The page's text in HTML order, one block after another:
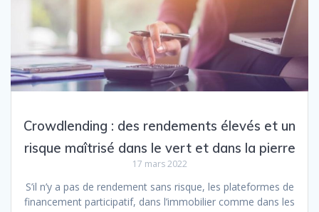
Crowdlending : des rendements élevés et un
risque maîtrisé dans le vert et dans la pierre
17 mars 2022
S’il n’y a pas de rendement sans risque, les plateformes de
financement participatif, dans l’immobilier comme dans les